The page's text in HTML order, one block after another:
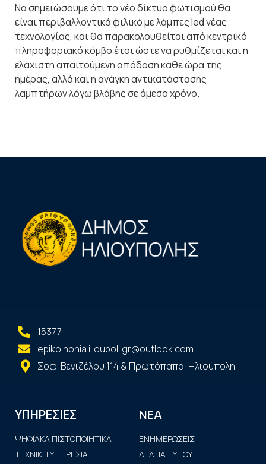
Να σημειώσουμε ότι το νέο δίκτυο φωτισμού θα
είναι περιβαλλοντικά φιλικό με λάμπες led νέας
τεχνολογίας, και θα παρακολουθείται από κεντρικό
πληροφοριακό κόμβο έτσι ώστε να ρυθμίζεται και η
ελάχιστη απαιτούμενη απόδοση κάθε ώρα της
ημέρας, αλλά και η ανάγκη αντικατάστασης
λαμπτήρων λόγω βλάβης σε άμεσο χρόνο.
15377
epikoinonia.ilioupoli.gr@outlook.com
Σοφ. Βενιζέλου 114 & Πρωτόπαπα, Ηλιούπολη
ΥΠΗΡΕΣΙΕΣ
ΨΗΦΙΑΚΑ ΠΙΣΤΟΠΟΙΗΤΙΚΑ
ΤΕΧΝΙΚΗ ΥΠΗΡΕΣΙΑ
ΝΕΑ
ΕΝΗΜΕΡΩΣΕΙΣ
ΔΕΛΤΙΑ ΤΥΠΟΥ